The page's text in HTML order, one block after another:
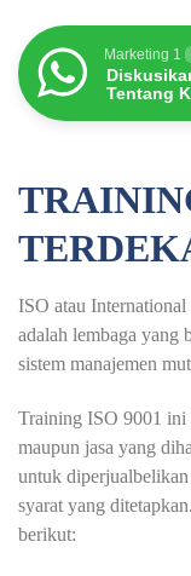
Marketing 1
Tentang
ISO atau
adalah lembaga yang
sistem manajemen
Training ISO 9001 ini
maupun jasa yang
untuk diperjualbelikan
syarat yang
berikut: